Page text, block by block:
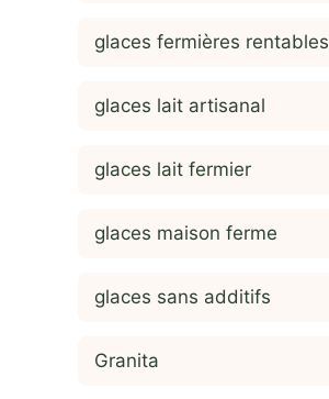
glaces fermières rentables
glaces lait artisanal
glaces lait fermier
glaces maison ferme
glaces sans additifs
Granita